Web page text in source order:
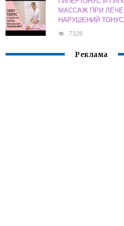
МАССАЖ ПРИ
НАРУШЕНИЙ
7326
Реклама